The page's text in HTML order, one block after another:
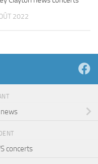
2022
concerts